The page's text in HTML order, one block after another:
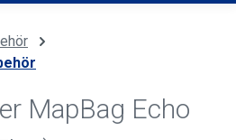
MapBag Echo